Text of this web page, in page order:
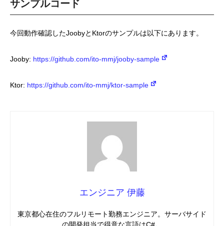
サンプルコード
今回動作確認したJoobyとKtorのサンプルは以下にあります。
Jooby: https://github.com/ito-mmj/jooby-sample
Ktor: https://github.com/ito-mmj/ktor-sample
エンジニア 伊藤
東京都心在住のフルリモート勤務エンジニア。サーバサイド